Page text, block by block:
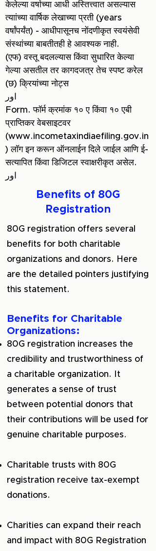
केलेल्या वर्षाच्या आधी अस्तित्त्वात असल्यास
त्याांच्या वार्षिक लेखाच्या प्रती (years
वर्षांपर्यंत) - आधीपासूनच नोंदणीकृत स्वयंसेवी
संस्थांच्या बाबतीतही हे आवश्यक नाही.
(एफ) वस्तू बदलल्यास किंवा सुधारित केल्या
गेल्या असतील तर कागदजत्र तेच स्पष्ट करेल
(छ) क्रियांच्या नोट्स
اور
Form. फॉर्म क्रमांक १० ए किंवा १० एबी
प्राप्तिकर वेबसाइटवर
(www.incometaxindiaefiling.gov.in
) लॉग इन करून ऑनलाईन दिले जाईल आणि ई-
सत्यापित किंवा डिजिटल स्वाक्षरीकृत असेल.
اور
Benefits of 80G
Registration
80G registration offers several
benefits for both charitable
organizations and donors. Here
are the detailed pointers justifying
this statement.
Benefits for Charitable
Organizations:
80G registration increases the
credibility and trustworthiness of
a charitable organization. It
generates a sense of trust
between potential donors that
their contributions will be used for
genuine charitable purposes.
Charitable trusts with 80G
registration receive tax-exempt
donations.
Charities can expand their reach
and impact with 80G Registration